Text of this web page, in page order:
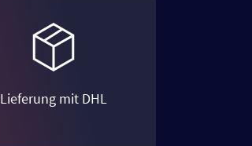
Lieferung mit DHL